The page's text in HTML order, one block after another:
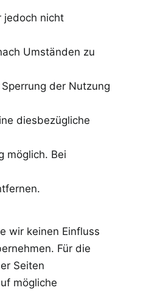
jedoch nicht
Umständen zu
der Nutzung
diesbezügliche
möglich. Bei
wir keinen Einfluss
Für die
Seiten
mögliche